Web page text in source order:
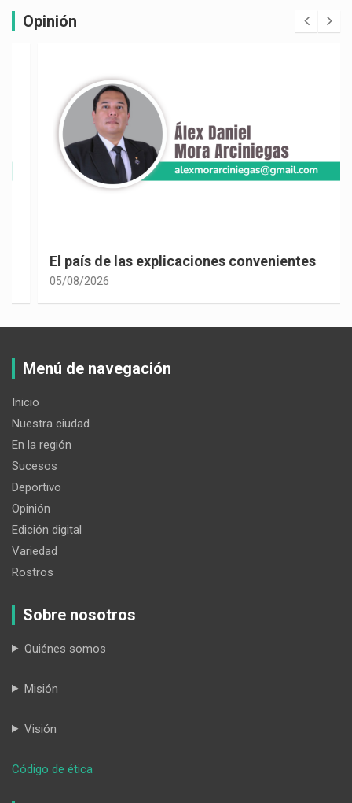
Opinión
El país de las explicaciones convenientes
05/08/2026
Menú de navegación
Inicio
Nuestra ciudad
En la región
Sucesos
Deportivo
Opinión
Edición digital
Variedad
Rostros
Sobre nosotros
Quiénes somos
Misión
Visión
Código de ética